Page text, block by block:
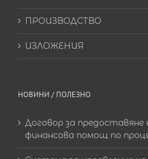
ПРОИЗВОДСТВО
ИЗЛОЖЕНИЯ
НОВИНИ / ПОЛЕЗНО
Договор за предоставяне
финансова помощ по